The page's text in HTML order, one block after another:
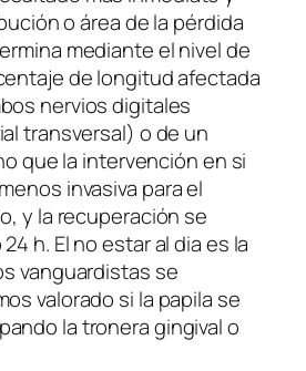
o área de la pérdida
mediante el nivel de
de longitud afectada
nervios digitales
transversal) o de un
que la intervención en si
invasiva para el
y la recuperación se
h. El no estar al dia es la
vanguardistas se
valorado si la papila se
la tronera gingival o